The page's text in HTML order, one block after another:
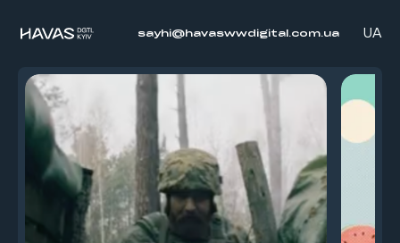
HAVAS DGTL KYIV
sayhi@havaswwdigital.com.ua UA